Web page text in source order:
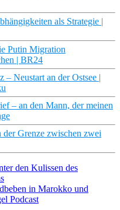
als Strategie |
Putin Migration
| BR24
Neustart an der Ostsee |
– an den Mann, der meinen
Grenze zwischen zwei
den Kulissen des
in Marokko und
Podcast